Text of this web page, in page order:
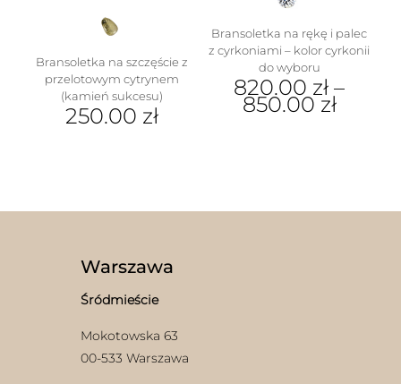
Bransoletka na szczęście z
przelotowym cytrynem
(kamień sukcesu)
250.00 zł
na
produktu
Bransoletka na rękę i palec
z cyrkoniami – kolor cyrkonii
do wyboru
820.00 zł –
850.00 zł
Opcje
Warszawa
Śródmieście
Mokotowska 63
00-533 Warszawa